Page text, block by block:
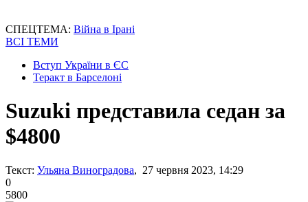
СПЕЦТЕМА: Війна в Ірані
ВСІ ТЕМИ
Вступ України в ЄС
Теракт в Барселоні
Suzuki представила седан за
$4800
Текст: Ульяна Виноградова, 27 червня 2023, 14:29
0
5800